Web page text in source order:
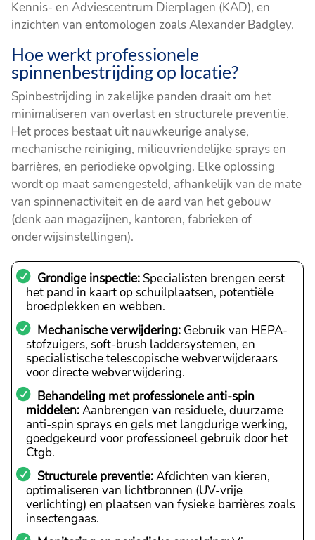
Kennis- en Adviescentrum Dierplagen (KAD), en
inzichten van entomologen zoals Alexander Badgley.
Hoe werkt professionele
spinnenbestrijding op locatie?
Spinbestrijding in zakelijke panden draait om het
minimaliseren van overlast en structurele preventie.
Het proces bestaat uit nauwkeurige analyse,
mechanische reiniging, milieuvriendelijke sprays en
barrières, en periodieke opvolging. Elke oplossing
wordt op maat samengesteld, afhankelijk van de mate
van spinnenactiviteit en de aard van het gebouw
(denk aan magazijnen, kantoren, fabrieken of
onderwijsinstellingen).
Grondige inspectie: Specialisten brengen eerst
het pand in kaart op schuilplaatsen, potentiële
broedplekken en webben.
Mechanische verwijdering: Gebruik van HEPA-
stofzuigers, soft-brush laddersystemen, en
specialistische telescopische webverwijderaars
voor directe webverwijdering.
Behandeling met professionele anti-spin
middelen:Aanbrengen van residuele, duurzame
anti-spin sprays en gels met langdurige werking,
goedgekeurd voor professioneel gebruik door het
Ctgb.
Structurele preventie:Afdichten van kieren,
optimaliseren van lichtbronnen (UV-vrije
verlichting) en plaatsen van fysieke barrières zoals
insectengaas.